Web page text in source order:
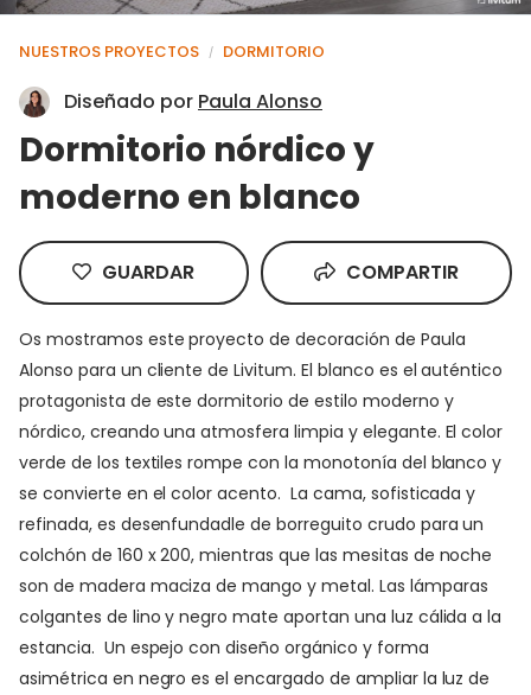
NUESTROS PROYECTOS / DORMITORIO
Diseñado por Paula Alonso
Dormitorio nórdico y
moderno en blanco
GUARDAR COMPARTIR
Os mostramos este proyecto de decoración de Paula
Alonso para un cliente de Livitum. El blanco es el auténtico
protagonista de este dormitorio de estilo moderno y
nórdico, creando una atmosfera limpia y elegante. El color
verde de los textiles rompe con la monotonía del blanco y
se convierte en el color acento. La cama, sofisticada y
refinada, es desenfundadle de borreguito crudo para un
colchón de 160 x 200, mientras que las mesitas de noche
son de madera maciza de mango y metal. Las lámparas
colgantes de lino y negro mate aportan una luz cálida a la
estancia. Un espejo con diseño orgánico y forma
asimétrica en negro es el encargado de ampliar la luz de